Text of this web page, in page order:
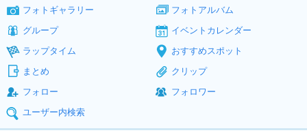
フォトギャラリー
フォトアルバム
グループ
イベントカレンダー
ラップタイム
おすすめスポット
まとめ
クリップ
フォロー
フォロワー
ユーザー内検索